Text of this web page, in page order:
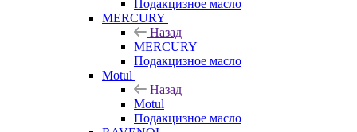
Подакцизное масло
MERCURY
Назад
MERCURY
Подакцизное масло
Motul
Назад
Motul
Подакцизное масло